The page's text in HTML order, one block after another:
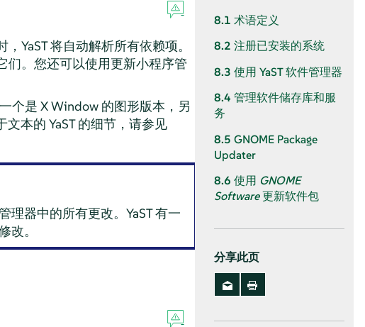
YaST 将自动解析所有依赖项。
们。您还可以使用更新小程序管
个是 X Window 的图形版本，另
本的 YaST 的细节，请参见
理器中的所有更改。YaST 有一
改。
8.1 术语定义
8.2 注册已安装的系统
8.3 使用 YaST 软件管理器
8.4 管理软件储存库和服
务
8.5 GNOME Package
Updater
8.6 使用 GNOME
Software更新软件包
分享此页